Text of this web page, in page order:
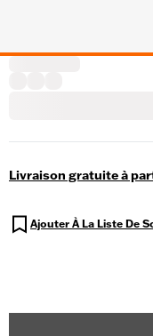
Livraison gratuite à
Ajouter À La Liste De